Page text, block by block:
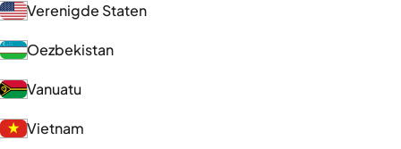
Verenigde Staten
Oezbekistan
Vanuatu
Vietnam